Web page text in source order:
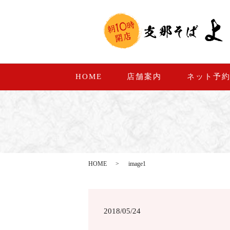
HOME 店舗案内 ネット予約
HOME image1
2018/05/24